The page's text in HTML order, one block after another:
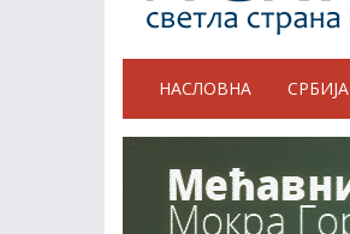
НАСЛОВНА СРБИЈА